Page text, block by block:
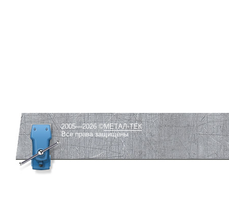
2005—2026 ©МЕТАЛ-ТЕК
Все права защищены